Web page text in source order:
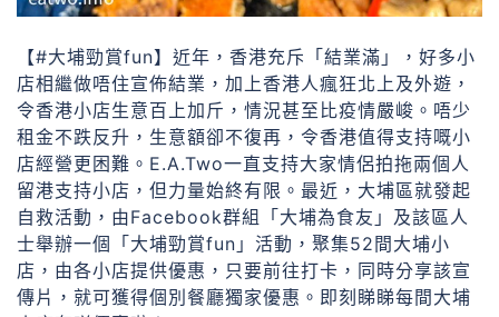
【#大埔勁賞fun】近年，香港充斥「結業滿」，好多小
店相繼做唔住宣佈結業，加上香港人瘋狂北上及外遊，
令香港小店生意百上加斤，情況甚至比疫情嚴峻。唔少
租金不跌反升，生意額卻不復再，令香港值得支持嘅小
店經營更困難。E.A.Two一直支持大家情侶拍拖兩個人
留港支持小店，但力量始終有限。最近，大埔區就發起
自救活動，由Facebook群組「大埔為食友」及該區人
士舉辦一個「大埔勁賞fun」活動，聚集52間大埔小
店，由各小店提供優惠，只要前往打卡，同時分享該宣
傳片，就可獲得個別餐廳獨家優惠。即刻睇睇每間大埔